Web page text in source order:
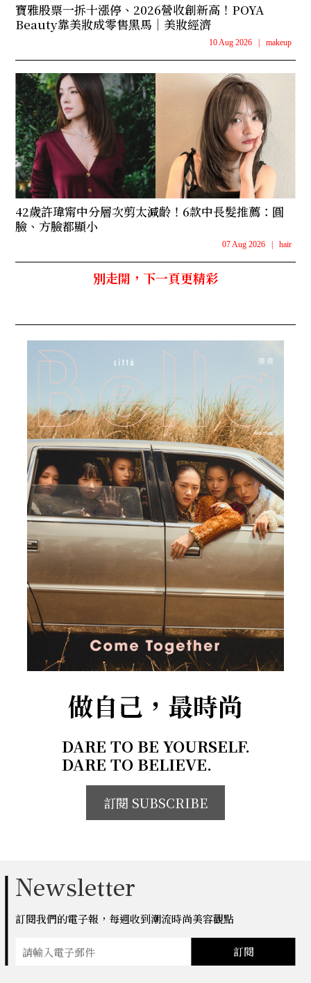
寶雅股票一拆十漲停、2026營收創新高！POYA
Beauty靠美妝成零售黑馬｜美妝經濟
10 Aug 2026 makeup
42歲許瑋甯中分層次剪太減齡！6款中長髮推薦：圓
臉、方臉都顯小
07 Aug 2026 hair
別走開，下一頁更精彩
做自己，最時尚
DARE TO BE YOURSELF.
DARE TO BELIEVE.
訂閱 SUBSCRIBE
Newsletter
訂閱我們的電子報，每週收到潮流時尚美容觀點
訂閱